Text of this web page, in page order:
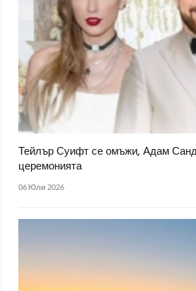
Тейлър Суифт се омъжи, Адам
церемонията
06 Юли 2026